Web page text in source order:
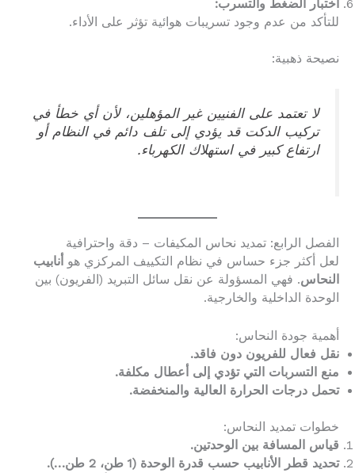
اختبار الضغط والتسرب:
للتأكد من عدم وجود تسريبات هوائية تؤثر على الأداء.
نصيحة ذهبية:
لا تعتمد على الفنيين غير المؤهلين، لأن أي خطأ في
تركيب الدكت قد يؤدي إلى تلف دائم في النظام أو
ارتفاع كبير في استهلاك الكهرباء.
الفصل الرابع: تمديد نحاس المكيفات – دقة واحترافية
لعل أكثر جزء حساس في نظام التكييف المركزي هو أنابيب
النحاس. فهي المسؤولة عن نقل سائل التبريد (الفريون) بين
الوحدة الداخلية والخارجية.
أهمية جودة النحاس:
نقل فعال للفريون دون فاقد.
منع التسربات التي تؤدي إلى أعطال مكلفة.
تحمل درجات الحرارة العالية والمنخفضة.
خطوات تمديد النحاس:
قياس المسافة بين الوحدتين.
تحديد قطر الأنابيب حسب قدرة الوحدة (1 طن، 2 طن…).